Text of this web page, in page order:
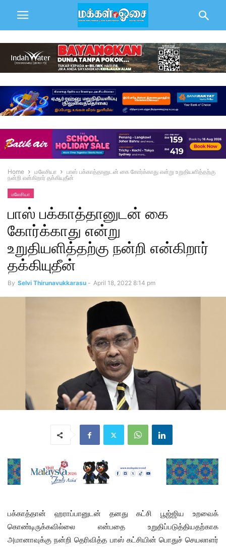
Home மலேசியா
பாஸ் பக்காத்தானுடன் கை கோர்க்காது என்று உறுதியளித்தற்கு
நன்றி என்கிறார் தக்கியுதீன்
மலேசியா
பாஸ் பக்காத்தானுடன் கை
கோர்க்காது என்று
உறுதியளித்தற்கு நன்றி என்கிறார்
தக்கியுதீன்
By Selvi Thirunavukkarasu - April 18, 2022 8:14 pm
பக்காத்தான் ஹராப்பானுடன் தனது கட்சி பூஜ்ஜிய உறவைக்
கொண்டிருக்கவில்லை என்பதை உறுதிப்படுத்தியதற்காக
அமானாவுக்கு நன்றி தெரிவித்த பாஸ் கட்சியின் பொதுச் செயலாளர்